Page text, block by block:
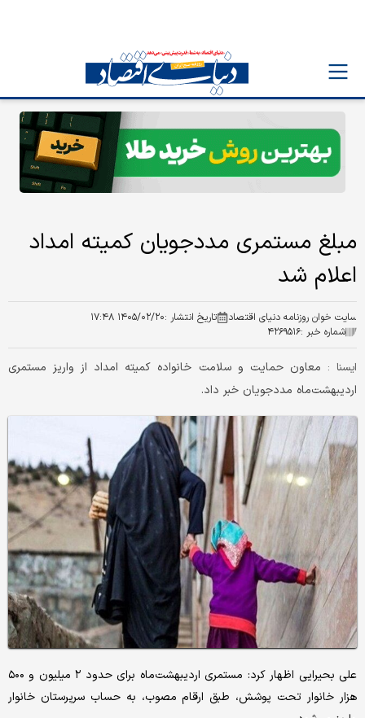
مبلغ مستمری مددجویان کمیته امداد
اعلام شد
سایت خوان روزنامه دنیای اقتصاد تاریخ انتشار :۱۴۰۵/۰۲/۲۰ ۱۷:۴۸
شماره خبر :۴۲۶۹۵۱۶
ايسنا : معاون حمایت و سلامت خانواده کمیته امداد از واریز مستمری
اردیبهشت‌ماه مددجویان خبر داد.
علی بحیرایی اظهار کرد: مستمری اردیبهشت‌ماه برای حدود ۲ میلیون و ۵۰۰
هزار خانوار تحت پوشش، طبق ارقام مصوب، به حساب سرپرستان خانوار